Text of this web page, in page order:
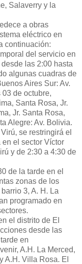
Salaverry y la
a obras
eléctrico en
continuación:
del servicio en
las 2:00 hasta
algunas cuadras de
Aires Sur: Av.
de octubre,
Santa Rosa, Jr.
Jr. Santa Rosa,
Alegre: Av. Bolivia.
se restringirá el
el sector Víctor
y de 2:30 a 4:30 de
de la tarde en el
zonas de los
3, A. H. La
programado en
el distrito de El
desde las
en
A.H. La Merced,
A.H. Villa Rosa. El